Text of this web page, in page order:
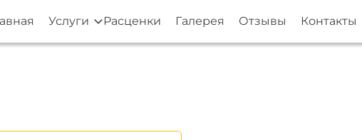
Услуги Расценки Галерея Отзывы Контакты